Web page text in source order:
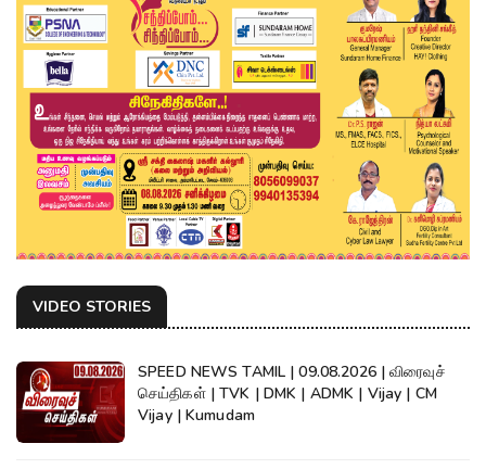
VIDEO STORIES
SPEED NEWS TAMIL | 09.08.2026 | விரைவுச்
செய்திகள் | TVK | DMK | ADMK | Vijay | CM
Vijay | Kumudam